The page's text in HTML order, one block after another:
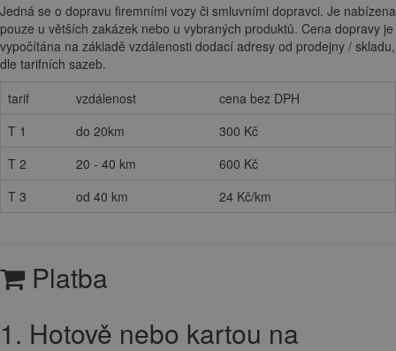
Jedná se o dopravu firemními vozy či smluvními dopravci. Je nabízena
pouze u větších zakázek nebo u vybraných produktů. Cena dopravy je
vypočítána na základě vzdálenosti dodací adresy od prodejny / skladu,
dle tarifních sazeb.
tarif
vzdálenost
cena bez DPH
T 1
do 20km
300 Kč
T 2
20 - 40 km
600 Kč
T 3
od 40 km 24 Kč/km
Platba
1. Hotově nebo kartou na